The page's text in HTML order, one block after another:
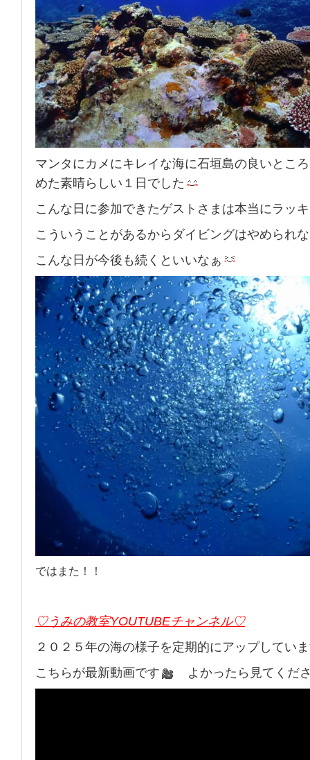
マンタにカメにキレイな海に石垣島の良いとこ
めた素晴らしい１日でした
こんな日に参加できたゲストさまは本当にラッ
こういうことがあるからダイビングはやめられ
こんな日が今後も続くといいなぁ
ではまた！！
♡うみの教室YOUTUBEチャンネル♡
２０２５年の海の様子を定期的にアップしてい
こちらが最新動画です
よかったら見てくだ